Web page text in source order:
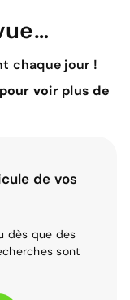
chaque jour !
pour voir plus de
de vos
dès que des
sont